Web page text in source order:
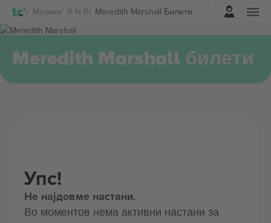
Музика R-N-B Meredith Marshall Билети
Најави се
Meredith Marshall билети
Упс!
Не најдовме настани.
Во моментов нема активни настани за